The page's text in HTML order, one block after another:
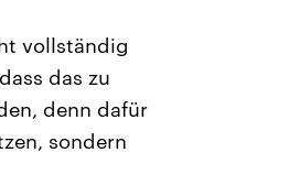
vollständig
das zu
denn dafür
sondern